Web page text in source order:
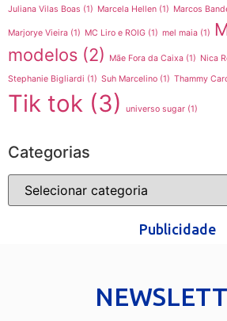
Juliana Vilas Boas (1) Marcela Hellen (1) Marcos
Marjorye Vieira (1) MC Liro e ROIG (1) mel maia (1)
modelos (2) Mãe Fora da Caixa (1) Nica
Stephanie Bigliardi (1) Suh Marcelino (1) Thammy
Tik tok (3) universo sugar (1)
Categorias
Publicidade